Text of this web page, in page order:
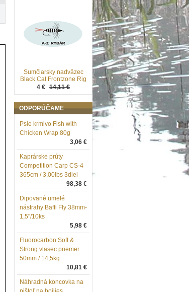
Sumčiarsky nadväzec
Black Cat Frontzone Rig
4 € 14,11 €
ODPORÚČAME
Psie krmivo Fish with
Chicken Wrap 80g
3,06 €
Kaprárske prúty
Competition Carp CS-4
365cm / 3,00lbs 3diel
98,38 €
Dipované umelé
nástrahy Baffi Fly 38mm-
1,5"/10ks
5,98 €
Fluorocarbon Soft &
Strong vlasec priemer
50mm / 14,5kg
10,81 €
Náhradná koncovka na